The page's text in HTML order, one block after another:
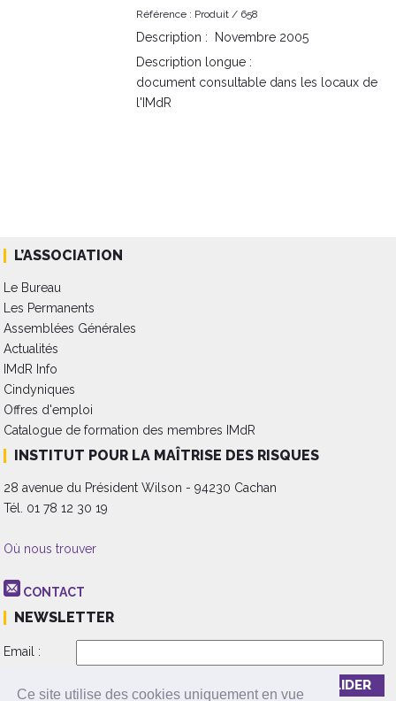
Ce site utilise des cookies uniquement en vue
Référence : Produit / 658
Description :
Novembre 2005
Description longue :
document consultable dans les locaux de
l'IMdR
L’ASSOCIATION
Le Bureau
Les Permanents
Assemblées Générales
Actualités
IMdR Info
Cindyniques
Offres d'emploi
Catalogue de formation des membres IMdR
INSTITUT POUR LA MAÎTRISE DES RISQUES
28 avenue du Président Wilson - 94230 Cachan
Tél. 01 78 12 30 19
Où nous trouver
CONTACT
NEWSLETTER
Email :